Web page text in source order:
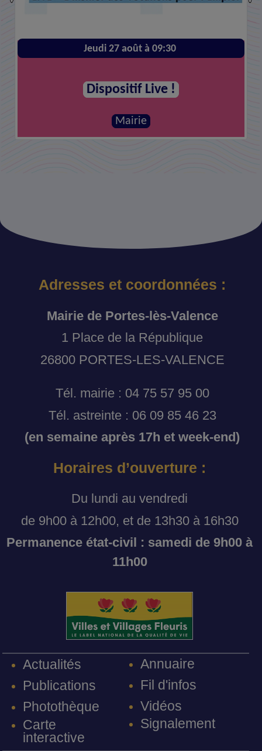
Jeudi 27 août à 09:30
Dispositif Live !
Mairie
Adresses et coordonnées :
Mairie de Portes-lès-Valence
1 Place de la République
26800 PORTES-LES-VALENCE
Tél. mairie : 04 75 57 95 00
Tél. astreinte : 06 09 85 46 23
(en semaine après 17h et week-end)
Horaires d’ouverture :
Du lundi au vendredi
de 9h00 à 12h00, et de 13h30 à 16h30
Permanence état-civil : samedi de 9h00 à
11h00
Actualités
Publications
Photothèque
Carte
interactive
Annuaire
Fil d'infos
Vidéos
Signalement